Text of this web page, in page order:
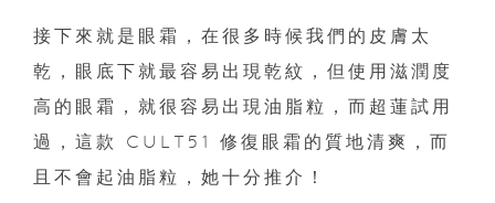
接下來就是眼霜，在很多時候我們的皮膚太
乾，眼底下就最容易出現乾紋，但使用滋潤度
高的眼霜，就很容易出現油脂粒，而超蓮試用
過，這款 CULT51 修復眼霜的質地清爽，而
且不會起油脂粒，她十分推介！